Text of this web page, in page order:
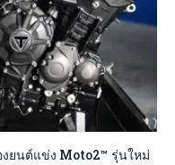
งยนต์แข่ง Moto2™ รุ่นใหม่